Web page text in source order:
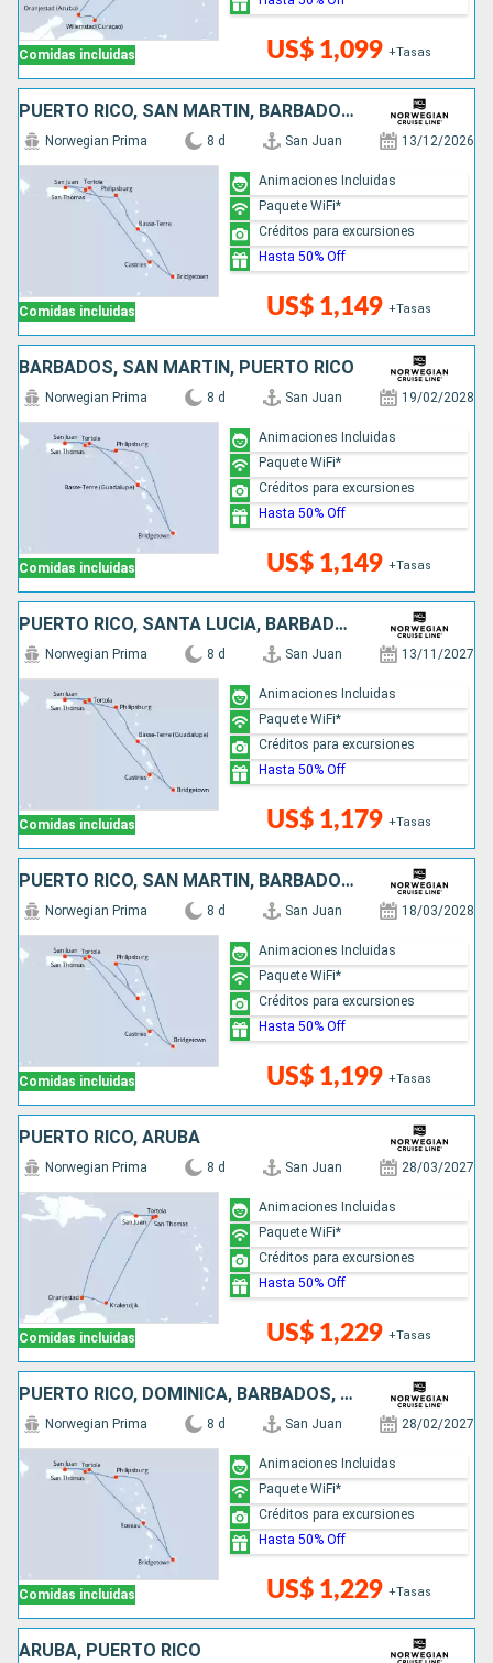
Comidas incluidas US$ 1,099 +Tasas
PUERTO RICO, SAN MARTÍN, BARBADOS, SANTA LUCIA
Comidas incluidas
Norwegian Prima 8 d San Juan 13/12/2026
US$ 1,149 +Tasas
Animaciones Incluidas
Paquete WiFi*
Créditos para excursiones
Hasta 50% Off
BARBADOS, SAN MARTÍN, PUERTO RICO
Comidas incluidas
Norwegian Prima 8 d San Juan 19/02/2028
US$ 1,149 +Tasas
Animaciones Incluidas
Paquete WiFi*
Créditos para excursiones
Hasta 50% Off
PUERTO RICO, SANTA LUCIA, BARBADOS, SAN MARTÍN
Comidas incluidas
Norwegian Prima 8 d San Juan 13/11/2027
US$ 1,179 +Tasas
Animaciones Incluidas
Paquete WiFi*
Créditos para excursiones
Hasta 50% Off
PUERTO RICO, SAN MARTÍN, BARBADOS, SANTA LUCIA
Comidas incluidas
Norwegian Prima 8 d San Juan 18/03/2028
US$ 1,199 +Tasas
Animaciones Incluidas
Paquete WiFi*
Créditos para excursiones
Hasta 50% Off
PUERTO RICO, ARUBA
Comidas incluidas
Norwegian Prima 8 d San Juan 28/03/2027
US$ 1,229 +Tasas
Animaciones Incluidas
Paquete WiFi*
Créditos para excursiones
Hasta 50% Off
PUERTO RICO, DOMINICA, BARBADOS, SAN MARTÍN
Comidas incluidas
Norwegian Prima 8 d San Juan 28/02/2027
US$ 1,229 +Tasas
Animaciones Incluidas
Paquete WiFi*
Créditos para excursiones
Hasta 50% Off
ARUBA, PUERTO RICO